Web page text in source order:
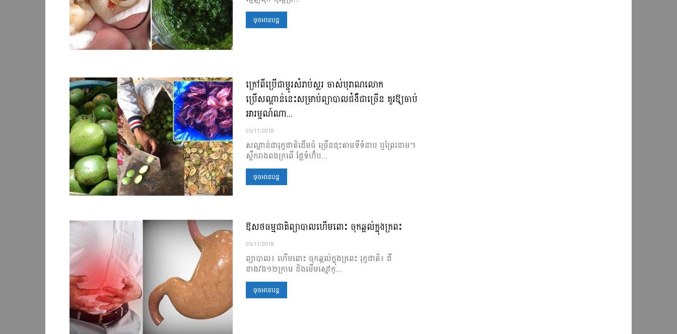
ចុចអានបន្ត
ក្រៅពីប្រើជាម្ជូរសំរាប់ស្លរ ចាស់បុរាណលោក
ប្រើសណ្តាន់នេះសម្រាប់ព្យាបាលជំងឺជាច្រើន គួរឱ្យចាប់
អារម្មណ៍ណា...
05/11/2018
សណ្តាន់ជារុក្ខជាតិដើមធំ ច្រើនដុះតាមទីទំនាប ឬព្រៃរនាម។
ស្លឹករាងពងក្រពើ ផ្លែទំហ៊ំប...
ចុចអានបន្ត
ឱសថធម្មជាតិព្យាបាលហើមពោះ ចុកឆ្អល់ក្នុងក្រពះ
05/11/2018
ព្យាបាល៖ ហើមពោះ ចុកឆ្អល់ក្នុងក្រពះ រុក្ខជាតិ៖ ជី
នាងវង១២ក្រាម និងមើមស្មៅក្...
ចុចអានបន្ត